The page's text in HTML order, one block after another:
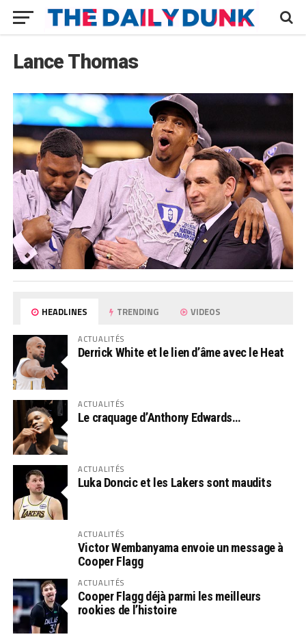
Lance Thomas
HEADLINES TRENDING VIDEOS
ACTUALITÉS
Derrick White et le lien d’âme avec le Heat
ACTUALITÉS
Le craquage d’Anthony Edwards…
ACTUALITÉS
Luka Doncic et les Lakers sont maudits
ACTUALITÉS
Victor Wembanyama envoie un message à
Cooper Flagg
ACTUALITÉS
Cooper Flagg déjà parmi les meilleurs
rookies de l’histoire